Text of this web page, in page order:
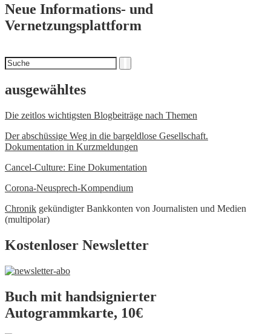
Neue Informations- und
Vernetzungsplattform
Suchen
nach
ausgewähltes
Die zeitlos wichtigsten Blogbeiträge nach Themen
Der abschüssige Weg in die bargeldlose Gesellschaft.
Dokumentation in Kurzmeldungen
Cancel-Culture: Eine Dokumentation
Corona-Neusprech-Kompendium
Chronik gekündigter Bankkonten von Journalisten und Medien
(multipolar)
Kostenloser Newsletter
Buch mit handsignierter
Autogrammkarte, 10€